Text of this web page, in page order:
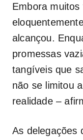
Embora
alcançou.
promessas
tangíveis que
não se limitou
realidade –
As delegações